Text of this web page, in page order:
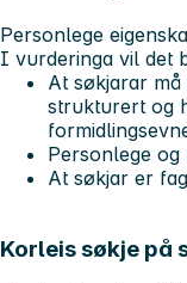
Personlege
I vurderinga vil det
At søkjarar må
strukturert og
Personlege og
At søkjar er
Korleis søkje på